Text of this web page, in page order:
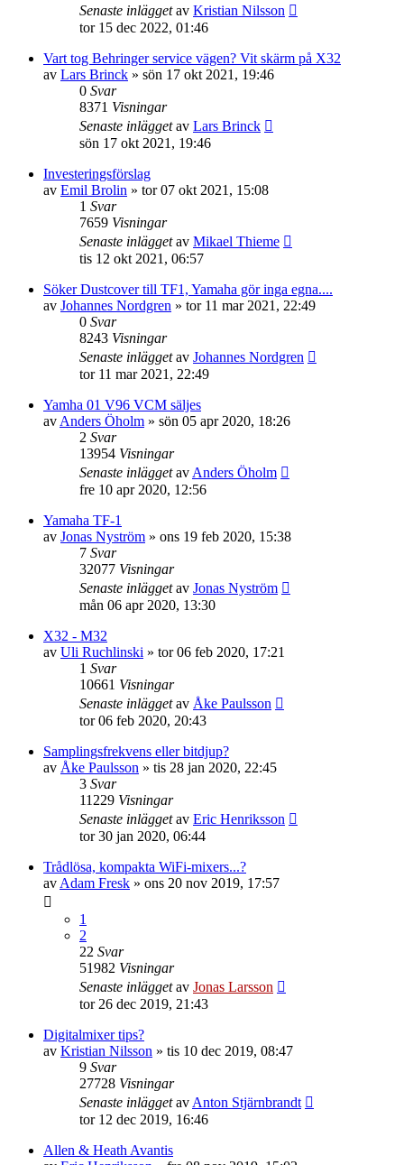
Senaste inläggetav Kristian Nilsson
tor 15 dec 2022, 01:46
Vart tog Behringer service vägen? Vit skärm på X32
av Lars Brinck » sön 17 okt 2021, 19:46
0 Svar
8371 Visningar
Senaste inläggetav Lars Brinck
sön 17 okt 2021, 19:46
Investeringsförslag
av Emil Brolin » tor 07 okt 2021, 15:08
1 Svar
7659 Visningar
Senaste inläggetav Mikael Thieme
tis 12 okt 2021, 06:57
Söker Dustcover till TF1, Yamaha gör inga egna....
av Johannes Nordgren » tor 11 mar 2021, 22:49
0 Svar
8243 Visningar
Senaste inläggetav Johannes Nordgren
tor 11 mar 2021, 22:49
Yamha 01 V96 VCM säljes
av Anders Öholm » sön 05 apr 2020, 18:26
2 Svar
13954 Visningar
Senaste inläggetav Anders Öholm
fre 10 apr 2020, 12:56
Yamaha TF-1
av Jonas Nyström » ons 19 feb 2020, 15:38
7 Svar
32077 Visningar
Senaste inläggetav Jonas Nyström
mån 06 apr 2020, 13:30
X32 - M32
av Uli Ruchlinski » tor 06 feb 2020, 17:21
1 Svar
10661 Visningar
Senaste inläggetav Åke Paulsson
tor 06 feb 2020, 20:43
Samplingsfrekvens eller bitdjup?
av Åke Paulsson » tis 28 jan 2020, 22:45
3 Svar
11229 Visningar
Senaste inläggetav Eric Henriksson
tor 30 jan 2020, 06:44
Trådlösa, kompakta WiFi-mixers...?
av Adam Fresk » ons 20 nov 2019, 17:57
1
2
22 Svar
51982 Visningar
Senaste inläggetav Jonas Larsson
tor 26 dec 2019, 21:43
Digitalmixer tips?
av Kristian Nilsson » tis 10 dec 2019, 08:47
9 Svar
27728 Visningar
Senaste inläggetav Anton Stjärnbrandt
tor 12 dec 2019, 16:46
Allen & Heath Avantis